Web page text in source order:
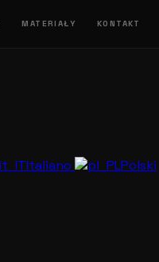
MATERIAŁY KONTAKT
Italiano Polski